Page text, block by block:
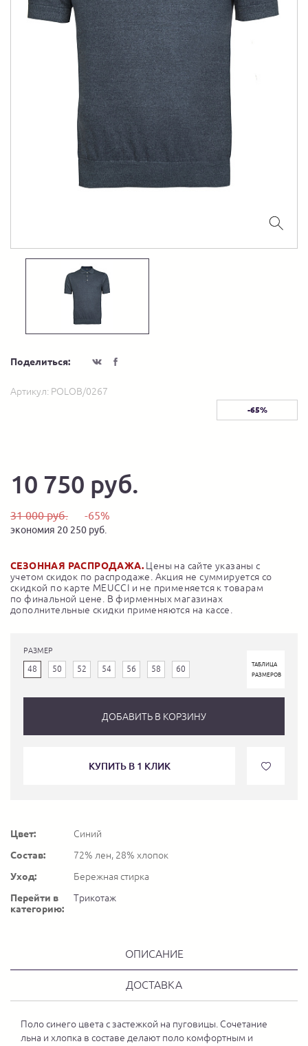
Поделиться:
Артикул: POLOB/0267
-65%
10 750 руб.
31 000 руб. -65%
экономия 20 250 руб.
СЕЗОННАЯ РАСПРОДАЖА. Цены на сайте указаны с
учетом скидок по распродаже. Акция не суммируется со
скидкой по карте MEUCCI и не применяется к товарам
по финальной цене. В фирменных магазинах
дополнительные скидки применяются на кассе.
РАЗМЕР
48 50 52 54 56 58 60
ТАБЛИЦА
РАЗМЕРОВ
ДОБАВИТЬ В КОРЗИНУ
КУПИТЬ В 1 КЛИК
Цвет:
Синий
Состав:
72% лен, 28% хлопок
Уход:
Бережная стирка
Перейти в
категорию:
Трикотаж
ОПИСАНИЕ
ДОСТАВКА
Поло синего цвета с застежкой на пуговицы. Сочетание
льна и хлопка в составе делают поло комфортным и